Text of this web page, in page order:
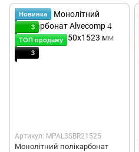
Новинка
3
ТОП продажу
3
Артикул: MPAL3SBR21525
Монолітний полікарбонат